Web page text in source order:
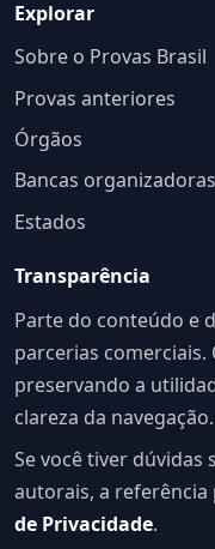
Explorar
Sobre o Provas Brasil
Provas anteriores
Órgãos
Bancas organizadoras
Estados
Transparência
Parte do conteúdo e
parcerias comerciais.
preservando a
clareza da navegação.
Se você tiver
autorais, a referência
de Privacidade.